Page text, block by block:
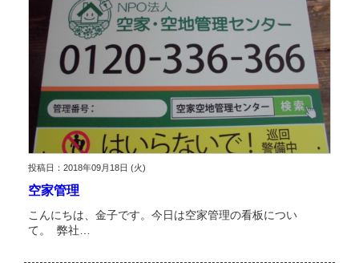
投稿日：2018年09月18日 (火)
空家管理
こんにちは、金子です。今日は空家管理の看板につい
て。 弊社…